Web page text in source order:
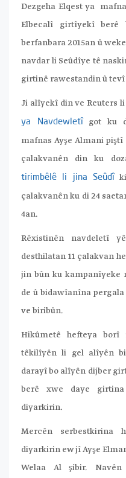
Dezgeha Elqest ya
Elbecalî girtîyekî berê
berfanbara 2015an û
navdar li Seûdîye tê
girtinê rawestandin û
Ji alîyekî din ve Reuters
ya Navdewletîgot ku
mafnas Ayşe Almani
çalakvanên din ku
tirimbêlê li jina Seûdî
çalakvanên ku di 24
4an.
Rêxistinên navdeletî
desthilatan 11 çalakvan
jin bûn ku kampanîyeke
de û bidawîanîna
ve biribûn.
Hikûmetê hefteya
têkilîyên li gel alîyên
darayî bo alîyên dijber
berê xwe daye
diyarkirin.
Mercên serbestkirina
diyarkirin ew jî Ayşe
Welaa Al şibir.